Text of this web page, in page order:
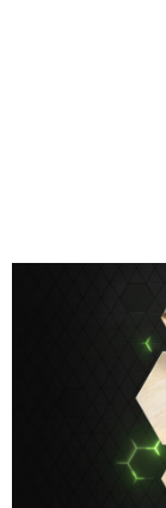
雖然這個12月外